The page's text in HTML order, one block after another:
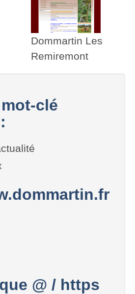
Dommartin Les
Remiremont
clé
@ / https